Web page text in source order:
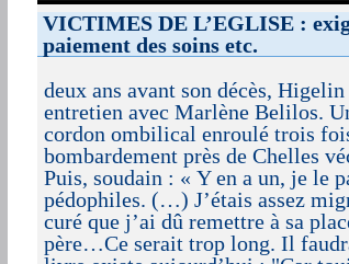
VICTIMES DE L’EGLISE :
paiement des soins etc.
deux ans avant son décès,
entretien avec Marlène Belilos.
cordon ombilical enroulé trois
bombardement près de Chelles
Puis, soudain : « Y en a un, je le
pédophiles. (…) J’étais assez
curé que j’ai dû remettre à sa
père…Ce serait trop long. Il